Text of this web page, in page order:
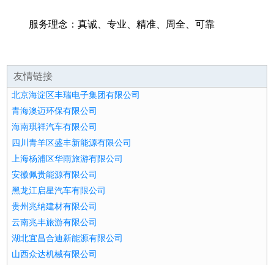
服务理念：真诚、专业、精准、周全、可靠
友情链接
北京海淀区丰瑞电子集团有限公司
青海澳迈环保有限公司
海南琪祥汽车有限公司
四川青羊区盛丰新能源有限公司
上海杨浦区华雨旅游有限公司
安徽佩贵能源有限公司
黑龙江启星汽车有限公司
贵州兆纳建材有限公司
云南兆丰旅游有限公司
湖北宜昌合迪新能源有限公司
山西众达机械有限公司